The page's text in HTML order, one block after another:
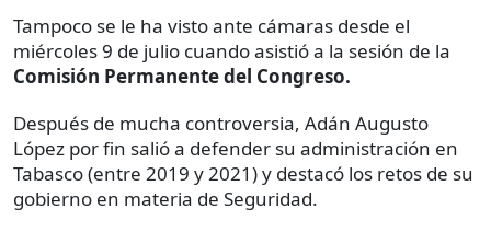
Tampoco se le ha visto ante cámaras desde el
miércoles 9 de julio cuando asistió a la sesión de la
Comisión Permanente del Congreso.
Después de mucha controversia, Adán Augusto
López por fin salió a defender su administración en
Tabasco (entre 2019 y 2021) y destacó los retos de su
gobierno en materia de Seguridad.